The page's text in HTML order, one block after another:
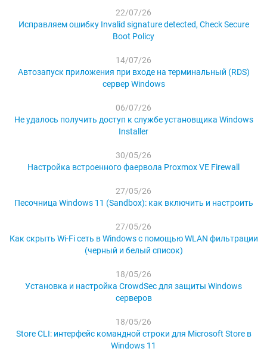
22/07/26
Исправляем ошибку Invalid signature detected, Check Secure
Boot Policy
14/07/26
Автозапуск приложения при входе на терминальный (RDS)
сервер Windows
06/07/26
Не удалось получить доступ к службе установщика Windows
Installer
30/05/26
Настройка встроенного фаервола Proxmox VE Firewall
27/05/26
Песочница Windows 11 (Sandbox): как включить и настроить
27/05/26
Как скрыть Wi-Fi сеть в Windows с помощью WLAN фильтрации
(черный и белый список)
18/05/26
Установка и настройка CrowdSec для защиты Windows
серверов
18/05/26
Store CLI: интерфейс командной строки для Microsoft Store в
Windows 11